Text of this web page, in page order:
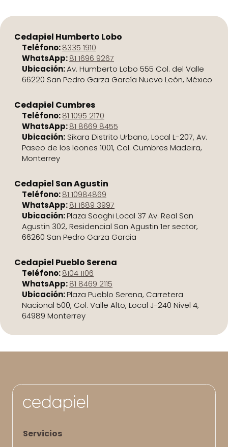
Cedapiel Humberto Lobo
Teléfono:8335 1910
WhatsApp:81 1696 9267
Ubicación:Av. Humberto Lobo 555 Col. del Valle
66220 San Pedro Garza García Nuevo León, México
Cedapiel Cumbres
Teléfono:81 1095 2170
WhatsApp:81 8669 8455
Ubicación: Sikara Distrito Urbano, Local L-207, Av.
Paseo de los leones 1001, Col. Cumbres Madeira,
Monterrey
Cedapiel San Agustin
Teléfono:81 10984869
WhatsApp:81 1689 3997
Ubicación:Plaza Saaghi Local 37 Av. Real San
Agustin 302, Residencial San Agustin 1er sector,
66260 San Pedro Garza Garcia
Cedapiel Pueblo Serena
Teléfono:8104 1106
WhatsApp:81 8469 2115
Ubicación:Plaza Pueblo Serena, Carretera
Nacional 500, Col. Valle Alto, Local J-240 Nivel 4,
64989 Monterrey
Servicios